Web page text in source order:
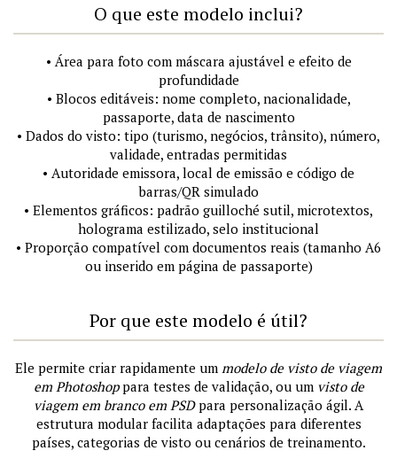
O que este modelo inclui?
• Área para foto com máscara ajustável e efeito de
profundidade
• Blocos editáveis: nome completo, nacionalidade,
passaporte, data de nascimento
• Dados do visto: tipo (turismo, negócios, trânsito), número,
validade, entradas permitidas
• Autoridade emissora, local de emissão e código de
barras/QR simulado
• Elementos gráficos: padrão guilloché sutil, microtextos,
holograma estilizado, selo institucional
• Proporção compatível com documentos reais (tamanho A6
ou inserido em página de passaporte)
Por que este modelo é útil?
Ele permite criar rapidamente um modelo de visto de viagem
em Photoshoppara testes de validação, ou um visto de
viagem em branco em PSDpara personalização ágil. A
estrutura modular facilita adaptações para diferentes
países, categorias de visto ou cenários de treinamento.